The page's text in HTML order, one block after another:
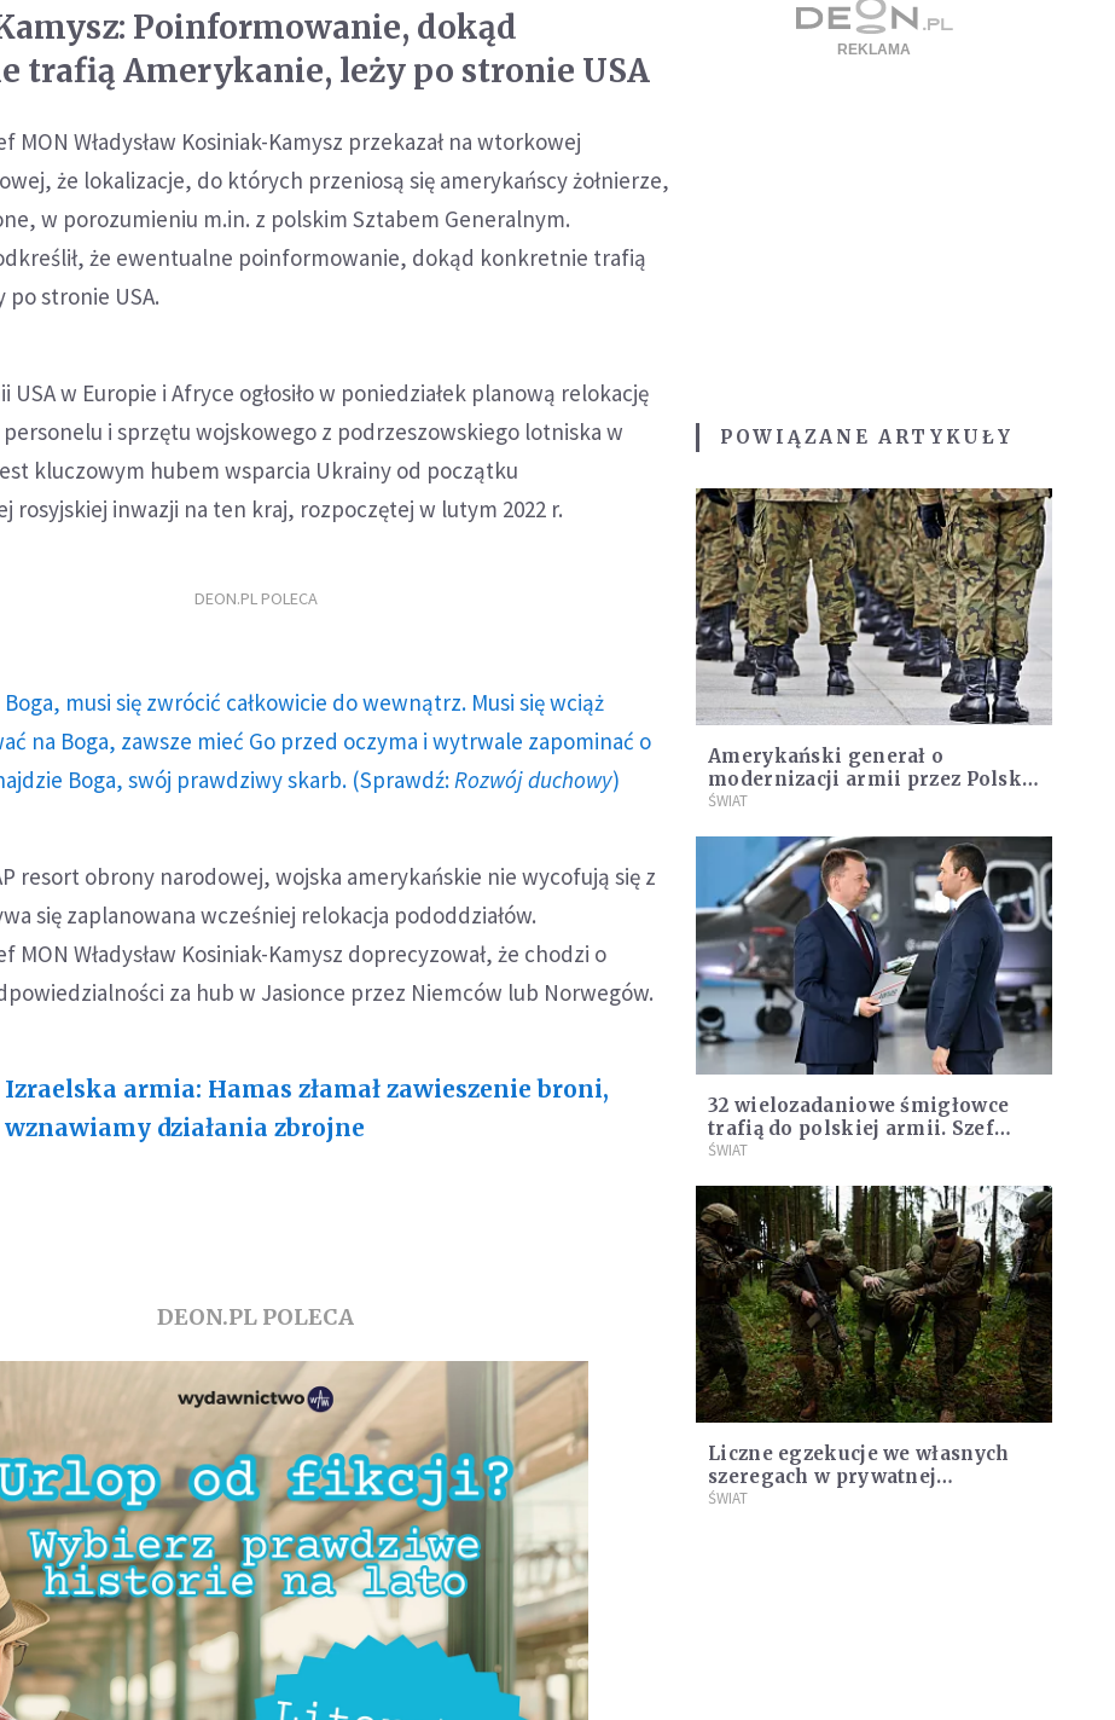
Poinformowanie, dokąd
trafią Amerykanie, leży po stronie USA
MON Władysław Kosiniak-Kamysz przekazał na wtorkowej
że lokalizacje, do których przeniosą się amerykańscy żołnierze,
w porozumieniu m.in. z polskim Sztabem Generalnym.
że ewentualne poinformowanie, dokąd konkretnie trafią
po stronie USA.
USA w Europie i Afryce ogłosiło w poniedziałek planową relokację
i sprzętu wojskowego z podrzeszowskiego lotniska w
kluczowym hubem wsparcia Ukrainy od początku
rosyjskiej inwazji na ten kraj, rozpoczętej w lutym 2022 r.
DEON.PL POLECA
Boga, musi się zwrócić całkowicie do wewnątrz. Musi się wciąż
na Boga, zawsze mieć Go przed oczyma i wytrwale zapominać o
Boga, swój prawdziwy skarb. (Sprawdź: Rozwój duchowy)
resort obrony narodowej, wojska amerykańskie nie wycofują się z
się zaplanowana wcześniej relokacja pododdziałów.
MON Władysław Kosiniak-Kamysz doprecyzował, że chodzi o
za hub w Jasionce przez Niemców lub Norwegów.
Izraelska armia: Hamas złamał zawieszenie broni,
wznawiamy działania zbrojne
DEON.PL POLECA
POWIĄZANE ARTYKUŁY
Amerykański generał o
modernizacji armii przez Polskę:
Bardzo dobra robota
ŚWIAT
32 wielozadaniowe śmigłowce
trafią do polskiej armii. Szef
MON podpisał umowę na ich
ŚWIAT
Liczne egzekucje we własnych
szeregach w prywatnej
rosyjskiej firmie wojskowej
ŚWIAT